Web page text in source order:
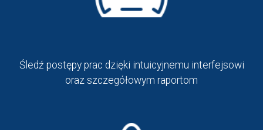
Śledź postępy prac dzięki intuicyjnemu interfejsowi
oraz szczegółowym raportom